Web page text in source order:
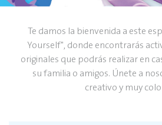
Te damos la bienvenida a este
Yourself", donde encontrarás
originales que podrás realizar en
su familia o amigos. Únete a
creativo y muy